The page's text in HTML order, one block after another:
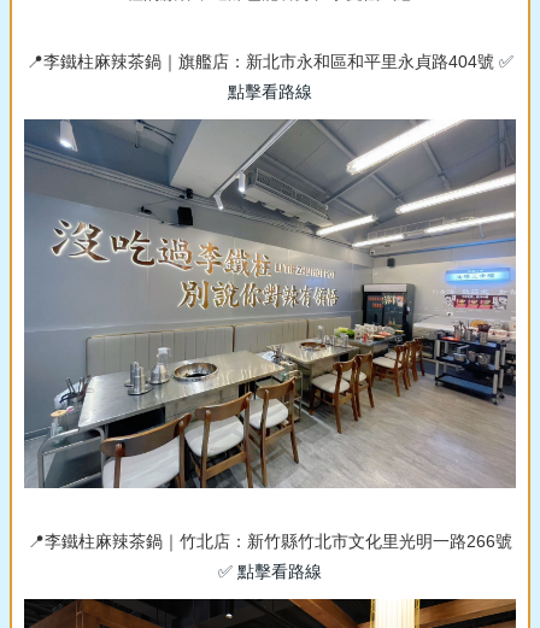
📍李鐵柱麻辣茶鍋｜旗艦店：新北市永和區和平里永貞路404號 ✅
點擊看路線
📍李鐵柱麻辣茶鍋｜竹北店：新竹縣竹北市文化里光明一路266號
✅ 點擊看路線